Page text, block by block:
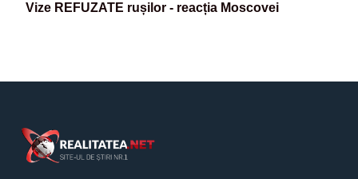
Vize REFUZATE rușilor - reacția Moscovei